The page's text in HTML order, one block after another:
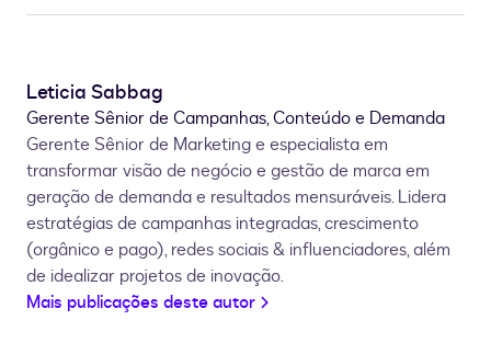
Leticia Sabbag
Gerente Sênior de Campanhas, Conteúdo e Demanda
Gerente Sênior de Marketing e especialista em
transformar visão de negócio e gestão de marca em
geração de demanda e resultados mensuráveis. Lidera
estratégias de campanhas integradas, crescimento
(orgânico e pago), redes sociais & influenciadores, além
de idealizar projetos de inovação.
Mais publicações deste autor